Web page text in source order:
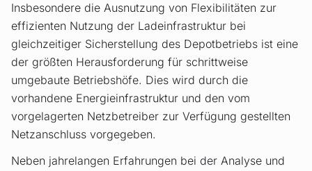
Insbesondere die Ausnutzung von Flexibilitäten zur
effizienten Nutzung der Ladeinfrastruktur bei
gleichzeitiger Sicherstellung des Depotbetriebs ist eine
der größten Herausforderung für schrittweise
umgebaute Betriebshöfe. Dies wird durch die
vorhandene Energieinfrastruktur und den vom
vorgelagerten Netzbetreiber zur Verfügung gestellten
Netzanschluss vorgegeben.
Neben jahrelangen Erfahrungen bei der Analyse und